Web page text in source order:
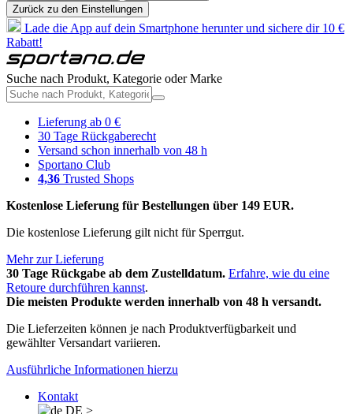
Zurück zu den Einstellungen
Lade die App auf dein Smartphone herunter und sichere dir 10 €
Rabatt!
Suche nach Produkt, Kategorie oder Marke
Lieferung ab 0 €
30 Tage Rückgaberecht
Versand schon innerhalb von 48 h
Sportano Club
4,36 Trusted Shops
Kostenlose Lieferung für Bestellungen über 149 EUR.
Die kostenlose Lieferung gilt nicht für Sperrgut.
Mehr zur Lieferung
30 Tage Rückgabe ab dem Zustelldatum. Erfahre, wie du eine
Retoure durchführen kannst.
Die meisten Produkte werden innerhalb von 48 h versandt.
Die Lieferzeiten können je nach Produktverfügbarkeit und
gewählter Versandart variieren.
Ausführliche Informationen hierzu
Kontakt
DE >